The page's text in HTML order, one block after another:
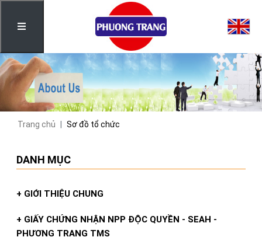
Trang chủ Sơ đồ tổ chức
DANH MỤC
+ GIỚI THIỆU CHUNG
+ GIẤY CHỨNG NHẬN NPP ĐỘC QUYỀN - SEAH -
PHƯƠNG TRANG TMS